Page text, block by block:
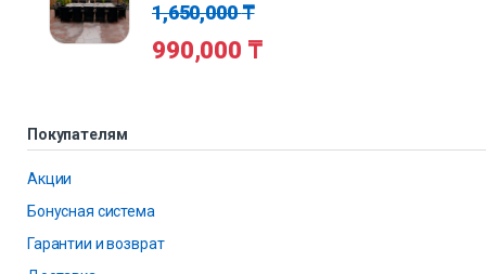
1,650,000₸
990,000 ₸
Покупателям
Акции
Бонусная система
Гарантии и возврат